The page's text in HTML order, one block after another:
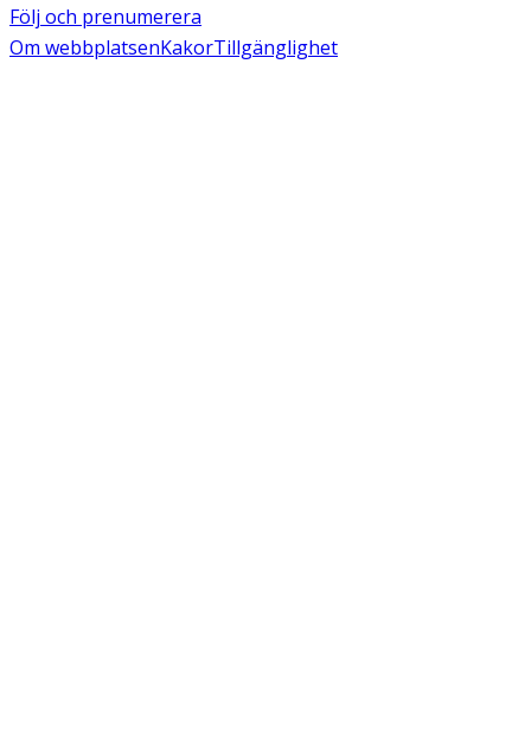
Följ och prenumerera
Om webbplatsenKakorTillgänglighet